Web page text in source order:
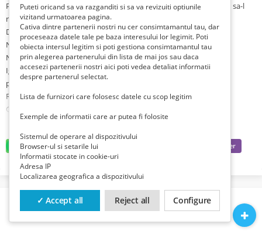
Pretul nu va fi redus in timp degeaba salvati la favorite asteptand sa-l
reduc, ca practic il urc treptat
Doar 465 lei negociabil, oricum are valoare mult mai mare de atat
Nu o trimit cu ramburs
Nu ma grabesc sa o vand deoarece este bine pusa la conservare
Ignor si ia instant block cei care vor sa-mi vanda si care isi dau cu
parerea sa compare cu alte oferte, mai ales de aici
Rog nu mai deranjati si insistati inutil cu schimburi
Ca vanzator privat exclud garantia si returnarile
Articolul este valabil cat e vizibil
Curea transmisie trapezoidala NOVO TECH Belt B 17 x 11 x 4000 La
Produs NOU super calitate ultima bucata din 10 ramase de la un proiect
ce l-am abandonat fara sa le folosesc
rare ORIGINALE nu copie, doar pentru cunoscatori
Puteti oricand sa va razganditi si sa va revizuiti optiunile
vizitand urmatoarea pagina.
Cativa dintre partenerii nostri nu cer consimtamantul tau, dar
proceseaza datele tale pe baza interesului lor legimit. Poti
obiecta intersul legitim si poti gestiona consimtamantul tau
prin alegerea partenerului din lista de mai jos sau daca
accesezi partenerii nostri aici poti vedea detaliat informatii
despre partenerul selectat.
Lista de furnizori care folosesc datele cu scop legitim
Exemple de informatii care ar putea fi folosite
Sistemul de operare al dispozitivului
Browser-ul si setarile lui
Informatii stocate in cookie-uri
Adresa IP
Localizarea geografica a dispozitivului
✓ Accept all Reject all Configure